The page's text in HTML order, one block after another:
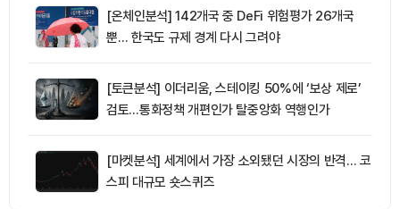
[온체인분석] 142개국 중 DeFi 위험평가 26개국
뿐… 한국도 규제 경계 다시 그려야
[토큰분석] 이더리움, 스테이킹 50%에 ‘보상 제로’
검토…통화정책 개편인가 탈중앙화 역행인가
[마켓분석] 세계에서 가장 소외됐던 시장의 반격… 코
스피 대규모 숏스퀴즈